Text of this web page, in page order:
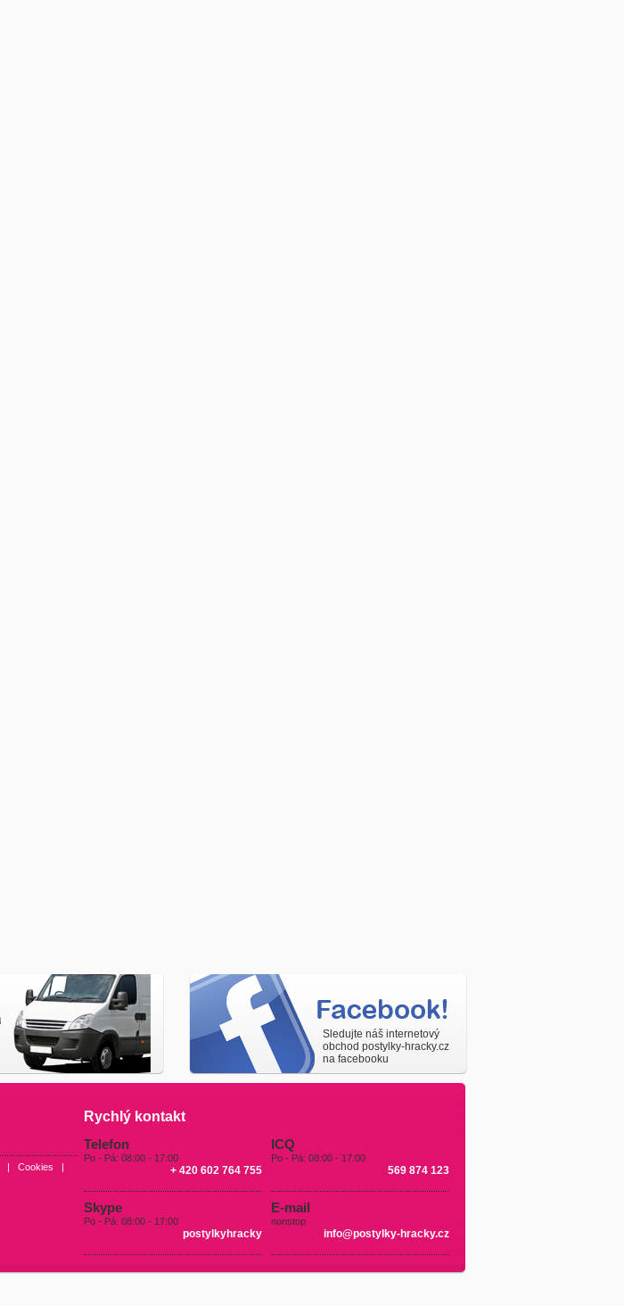
Sledujte náš internetový
obchod postylky-hracky.cz
na facebooku
| Cookies |
Rychlý kontakt
Telefon
Po - Pá: 08:00 - 17:00
+ 420 602 764 755
ICQ
Po - Pá: 08:00 - 17:00
569 874 123
Skype
Po - Pá: 08:00 - 17:00
postylkyhracky
E-mail
nonstop
info@postylky-hracky.cz